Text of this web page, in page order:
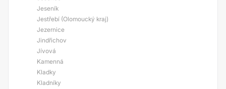
Jeseník
Jestřebí (Olomoucký kraj)
Jezernice
Jindřichov
Jívová
Kamenná
Kladky
Kladníky